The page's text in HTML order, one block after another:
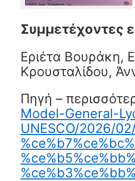
Συμμετέχοντες
Εριέτα Βουράκη,
Κρουσταλίδου,
Πηγή –
Model-General-
UNESCO/2026/